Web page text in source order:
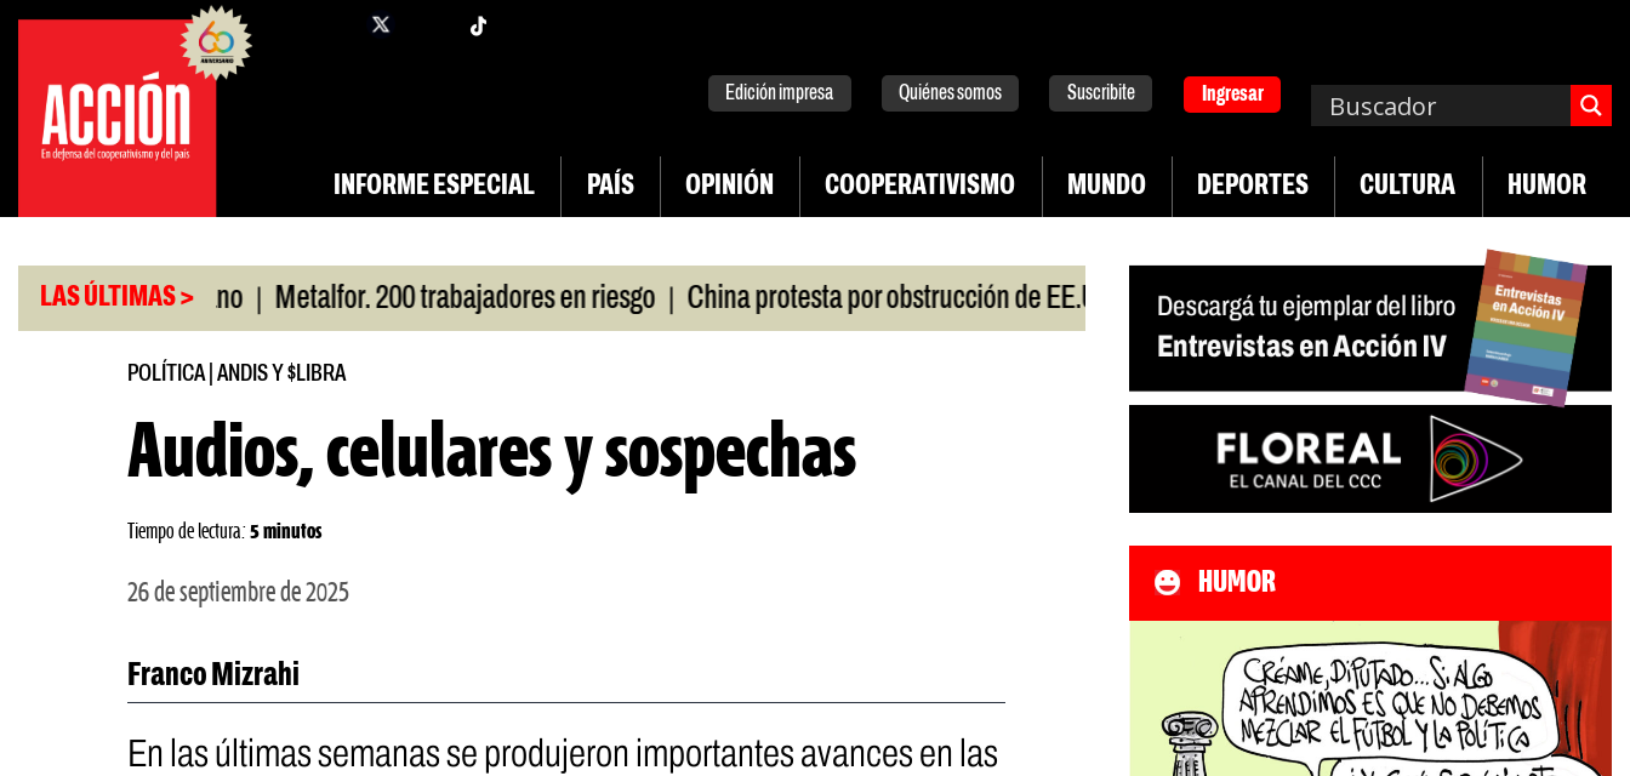
Saltar
contenido
facebook
Edición impresa Quiénes somos Suscribite Ingresar
INFORME ESPECIAL PAÍS OPINIÓN COOPERATIVISMO MUNDO DEPORTES CULTURA HUMOR
LAS ÚLTIMAS >
San Cayetano | Metalfor. 200 trabajadores en riesgo | China protesta por obstrucción de EE.UU en Neuquén | Miguel Díaz-Canel: «Es un genocidio»
POLÍTICA| ANDIS Y $LIBRA
Audios, celulares y sospechas
Tiempo de lectura: 5 minutos
26 de septiembre de 2025
Franco Mizrahi
En las últimas semanas se produjeron importantes avances en las
HUMOR